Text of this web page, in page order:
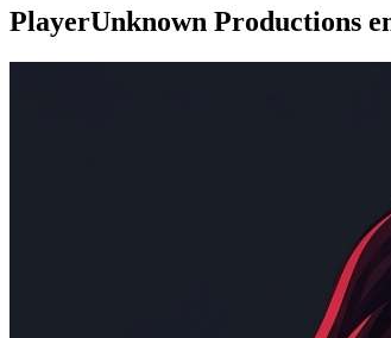
PlayerUnknown Productions